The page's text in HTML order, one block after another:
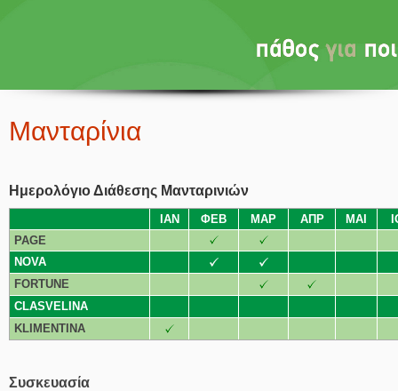
Μανταρίνια
Ημερολόγιο Διάθεσης Μανταρινιών
ΙΑΝ ΦΕΒ ΜΑΡ ΑΠΡ ΜΑΙ
PAGE
NOVA
FORTUNE
CLASVELINA
KLIMENTINA
Συσκευασία